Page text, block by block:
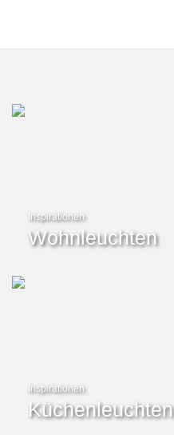
Inspirationen
Wohnleuchten
Inspirationen
Küchenleuchten